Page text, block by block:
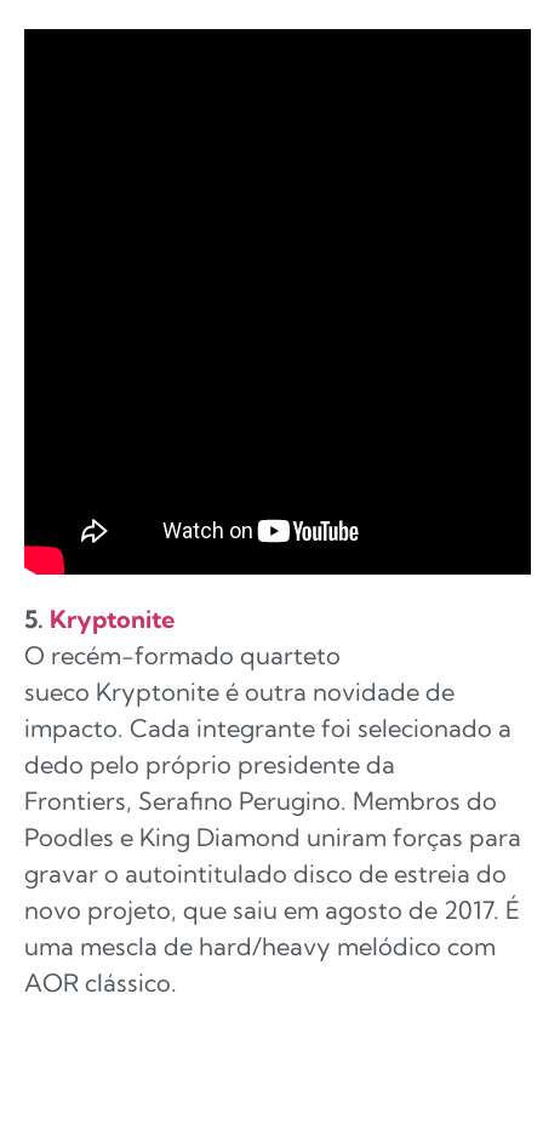
5. Kryptonite
O recém-formado quarteto
sueco Kryptonite é outra novidade de
impacto. Cada integrante foi selecionado a
dedo pelo próprio presidente da
Frontiers, Serafino Perugino. Membros do
Poodles e King Diamond uniram forças para
gravar o autointitulado disco de estreia do
novo projeto, que saiu em agosto de 2017. É
uma mescla de hard/heavy melódico com
AOR clássico.